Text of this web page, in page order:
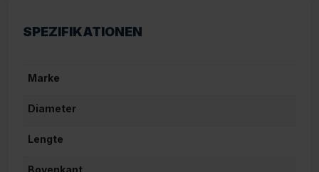
SPEZIFIKATIONEN
Marke
Diameter
Lengte
Bovenkant